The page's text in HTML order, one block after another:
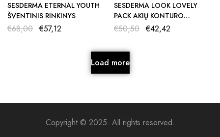
SESDERMA ETERNAL YOUTH
ŠVENTINIS RINKINYS
€68,00 €57,12
SESDERMA LOOK LOVELY
PACK AKIŲ KONTŪRO
PRIEŽIŪROS RINKINYS
€50,50 €42,42
Load more
Copyright © 2025. All rights reserved.